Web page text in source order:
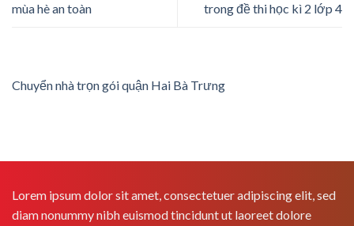
mùa hè an toàn
trong đề thi học kì 2 lớp 4
Chuyển nhà trọn gói quận Hai Bà Trưng
Lorem ipsum dolor sit amet, consectetuer adipiscing elit, sed
diam nonummy nibh euismod tincidunt ut laoreet dolore